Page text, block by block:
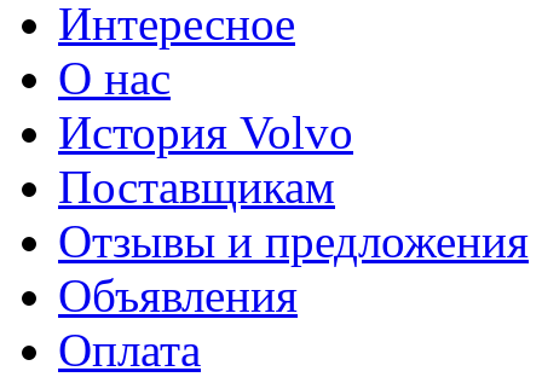
Интересное
О нас
История Volvo
Поставщикам
Отзывы и предложения
Объявления
Оплата